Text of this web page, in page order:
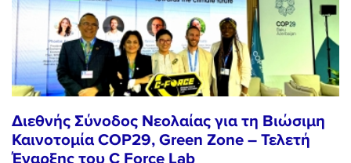
Διεθνής Σύνοδος Νεολαίας για τη Βιώσιμη
Καινοτομία COP29, Green Zone – Τελετή
Έναρξης του C Force Lab